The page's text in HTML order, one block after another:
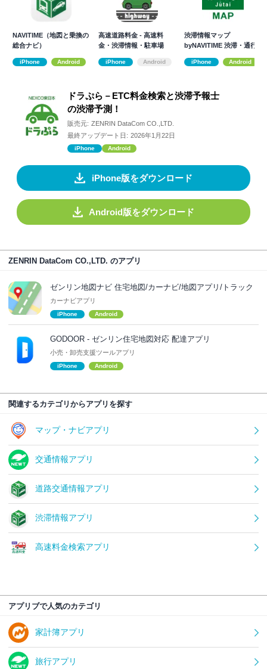
NAVITIME（地図と乗換の
総合ナビ）
iPhone Android
高速道路料金 - 高速料
金・渋滞情報・駐車場
iPhone Android
渋滞情報マップ
byNAVITIME 渋滞・通行
iPhone Android
ドラぷら－ETC料金検索と渋滞予報士
の渋滞予測！
販売元: ZENRIN DataCom CO.,LTD.
最終アップデート日: 2026年1月22日
iPhone Android
iPhone版をダウンロード
Android版をダウンロード
ZENRIN DataCom CO.,LTD. のアプリ
ゼンリン地図ナビ 住宅地図/カーナビ/地図アプリ/トラック
カーナビアプリ
iPhone Android
GODOOR - ゼンリン住宅地図対応 配達アプリ
小売・卸売支援ツールアプリ
iPhone Android
関連するカテゴリからアプリを探す
マップ・ナビアプリ
交通情報アプリ
道路交通情報アプリ
渋滞情報アプリ
高速料金検索アプリ
アプリブで人気のカテゴリ
家計簿アプリ
旅行アプリ